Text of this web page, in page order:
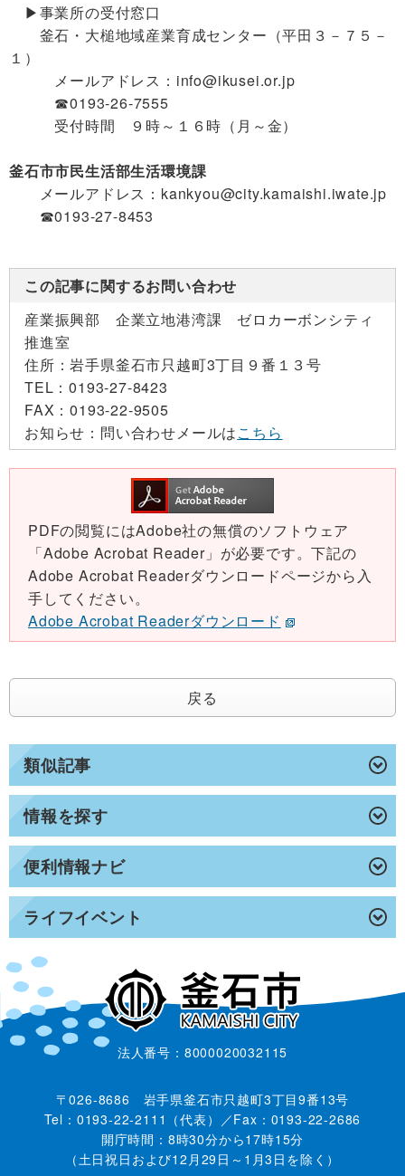
類似記事
情報を探す
便利情報ナビ
ライフイベント
▶事業所の受付窓口
釜石・大槌地域産業育成センター（平田３－７５－
１）
メールアドレス：info@ikusei.or.jp
☎0193-26-7555
受付時間 ９時～１６時（月～金）
釜石市市民生活部生活環境課
メールアドレス：kankyou@city.kamaishi.iwate.jp
☎0193-27-8453
この記事に関するお問い合わせ
産業振興部 企業立地港湾課 ゼロカーボンシティ
推進室
住所：岩手県釜石市只越町3丁目９番１３号
TEL：0193-27-8423
FAX：0193-22-9505
お知らせ： 問い合わせメールはこちら
PDFの閲覧にはAdobe社の無償のソフトウェア
「Adobe Acrobat Reader」が必要です。下記の
Adobe Acrobat Readerダウンロードページから入
手してください。
Adobe Acrobat Readerダウンロード
戻る
法人番号：8000020032115
〒026-8686 岩手県釜石市只越町3丁目9番13号
Tel：0193-22-2111（代表）／Fax：0193-22-2686
開庁時間：8時30分から17時15分
（土日祝日および12月29日～1月3日を除く）